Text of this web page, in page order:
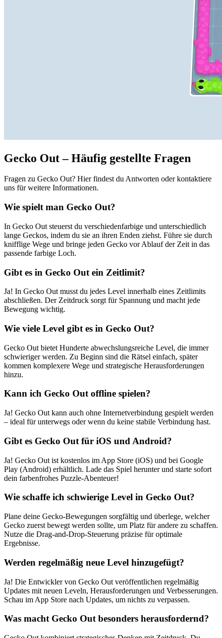
Gecko Out – Häufig gestellte Fragen
Fragen zu Gecko Out? Hier findest du Antworten oder kontaktiere
uns für weitere Informationen.
Wie spielt man Gecko Out?
In Gecko Out steuerst du verschiedenfarbige und unterschiedlich
lange Geckos, indem du sie an ihren Enden ziehst. Führe sie durch
knifflige Wege und bringe jeden Gecko vor Ablauf der Zeit in das
passende farbige Loch.
Gibt es in Gecko Out ein Zeitlimit?
Ja! In Gecko Out musst du jedes Level innerhalb eines Zeitlimits
abschließen. Der Zeitdruck sorgt für Spannung und macht jede
Bewegung wichtig.
Wie viele Level gibt es in Gecko Out?
Gecko Out bietet Hunderte abwechslungsreiche Level, die immer
schwieriger werden. Zu Beginn sind die Rätsel einfach, später
kommen komplexere Wege und strategische Herausforderungen
hinzu.
Kann ich Gecko Out offline spielen?
Ja! Gecko Out kann auch ohne Internetverbindung gespielt werden
– ideal für unterwegs oder wenn du keine stabile Verbindung hast.
Gibt es Gecko Out für iOS und Android?
Ja! Gecko Out ist kostenlos im App Store (iOS) und bei Google
Play (Android) erhältlich. Lade das Spiel herunter und starte sofort
dein farbenfrohes Puzzle-Abenteuer!
Wie schaffe ich schwierige Level in Gecko Out?
Plane deine Gecko-Bewegungen sorgfältig und überlege, welcher
Gecko zuerst bewegt werden sollte, um Platz für andere zu schaffen.
Nutze die Drag-and-Drop-Steuerung präzise für optimale
Ergebnisse.
Werden regelmäßig neue Level hinzugefügt?
Ja! Die Entwickler von Gecko Out veröffentlichen regelmäßig
Updates mit neuen Leveln, Herausforderungen und Verbesserungen.
Schau im App Store nach Updates, um nichts zu verpassen.
Was macht Gecko Out besonders herausfordernd?